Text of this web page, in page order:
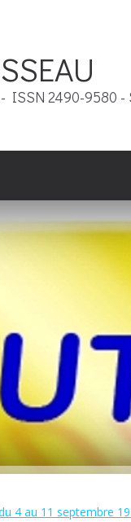
2490-9580 -
4 au 11 septembre